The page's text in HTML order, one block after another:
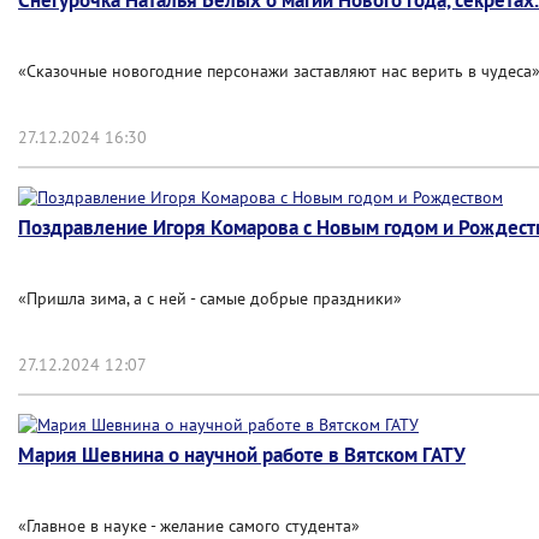
«Сказочные новогодние персонажи заставляют нас верить в чудеса»
27.12.2024 16:30
Поздравление Игоря Комарова с Новым годом и
«Пришла зима, а с ней - самые добрые праздники»
27.12.2024 12:07
Мария Шевнина о научной работе в Вятском ГАТУ
«Главное в науке - желание самого студента»